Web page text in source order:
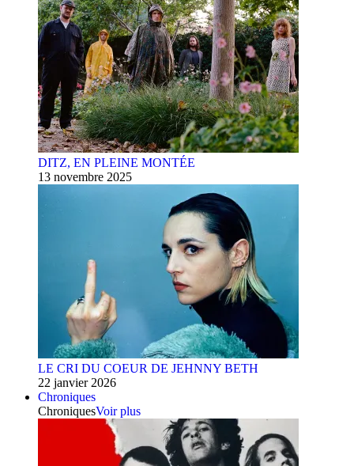
DITZ, EN PLEINE MONTÉE
13 novembre 2025
LE CRI DU COEUR DE JEHNNY BETH
22 janvier 2026
Chroniques
ChroniquesVoir plus